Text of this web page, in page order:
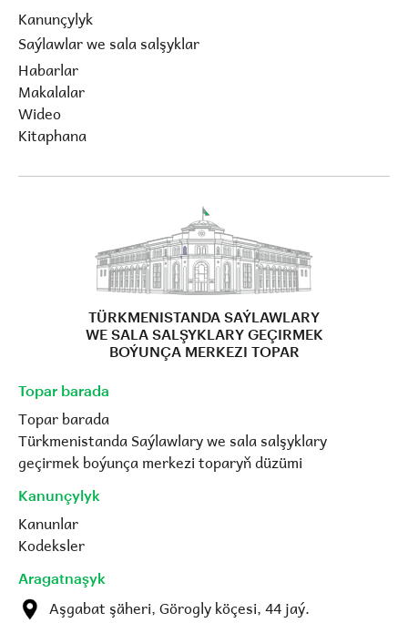
Kanunçylyk
Saýlawlar we sala salşyklar
Habarlar
Makalalar
Wideo
Kitaphana
TÜRKMENISTANDA SAÝLAWLARY
WE SALA SALŞYKLARY GEÇIRMEK
BOÝUNÇA MERKEZI TOPAR
Topar barada
Topar barada
Türkmenistanda Saýlawlary we sala salşyklary
geçirmek boýunça merkezi toparyň düzümi
Kanunçylyk
Kanunlar
Kodeksler
Aragatnaşyk
Aşgabat şäheri, Görogly köçesi, 44 jaý.